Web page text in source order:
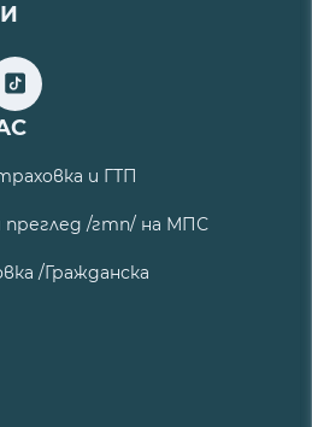
и ГТП
преглед /гтп/ на МПС
/Гражданска